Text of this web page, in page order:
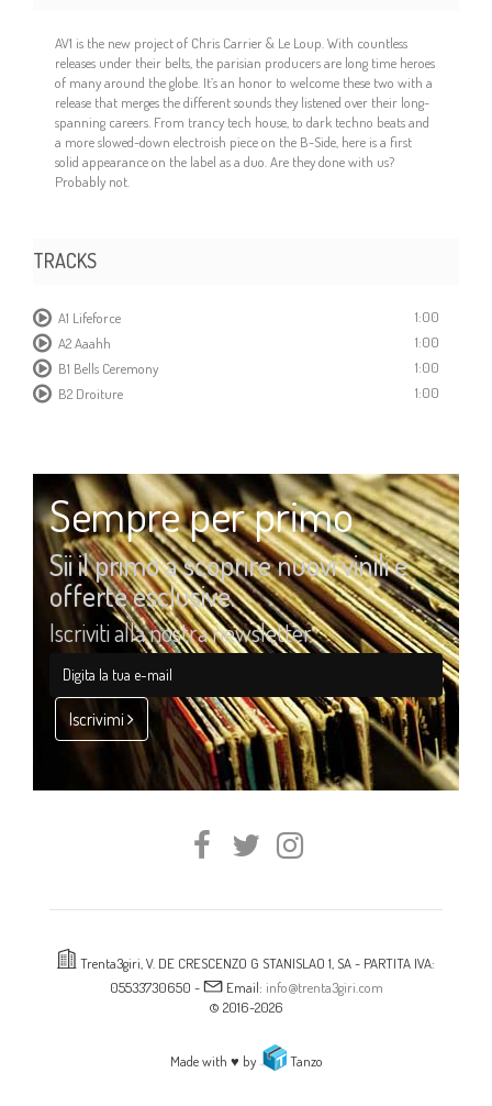
AV1 is the new project of Chris Carrier & Le Loup. With countless
releases under their belts, the parisian producers are long time heroes
of many around the globe. It’s an honor to welcome these two with a
release that merges the different sounds they listened over their long-
spanning careers. From trancy tech house, to dark techno beats and
a more slowed-down electroish piece on the B-Side, here is a first
solid appearance on the label as a duo. Are they done with us?
Probably not.
TRACKS
A1 Lifeforce
1:00
A2 Aaahh
1:00
B1 Bells Ceremony
1:00
B2 Droiture
1:00
Sempre per primo
Sii il primo a scoprire nuovi vinili e
offerte esclusive.
Iscriviti alla nostra newsletter
Iscrivimi
Trenta3giri, V. DE CRESCENZO G STANISLAO 1, SA - PARTITA IVA:
05533730650 -
Email: info@trenta3giri.com
© 2016-2026
Made with ♥ by Tanzo